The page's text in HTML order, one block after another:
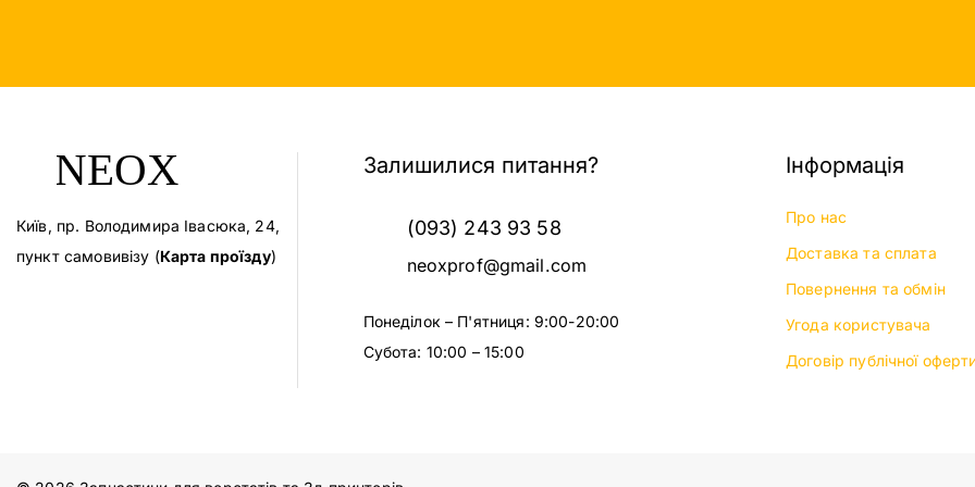
Київ, пр. Володимира Івасюка, 24,
пункт самовивізу (Карта проїзду)
Залишилися питання?
(093) 243 93 58
neoxprof@gmail.com
Понеділок – П'ятниця: 9:00-20:00
Субота: 10:00 – 15:00
Інформація
Про нас
Доставка та сплата
Повернення та обмін
Угода користувача
Договір публічної